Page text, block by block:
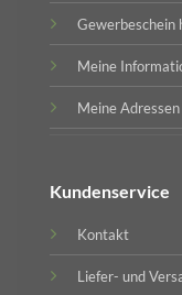
Gewerbeschein
Meine
Meine Adressen
Kundenservice
Kontakt
Liefer- und